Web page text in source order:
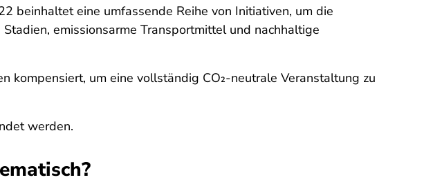
beinhaltet eine umfassende Reihe von Initiativen, um die
emissionsarme Transportmittel und nachhaltige
kompensiert, um eine vollständig CO₂-neutrale Veranstaltung zu
werden.